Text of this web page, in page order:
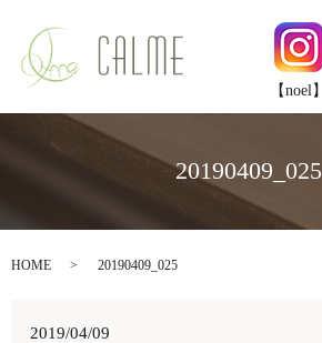
【noel】
20190409_025
HOME 20190409_025
2019/04/09